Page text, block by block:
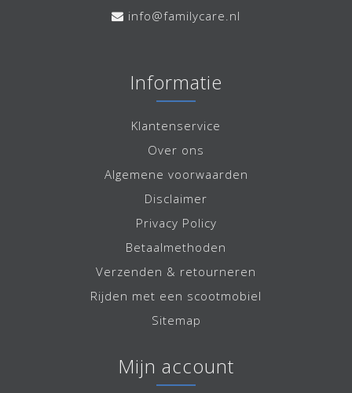
info@familycare.nl
Informatie
Klantenservice
Over ons
Algemene voorwaarden
Disclaimer
Privacy Policy
Betaalmethoden
Verzenden & retourneren
Rijden met een scootmobiel
Sitemap
Mijn account